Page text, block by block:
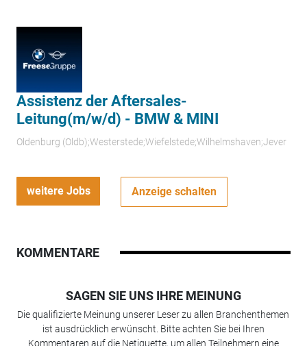
Assistenz der Aftersales-
Leitung(m/w/d) - BMW & MINI
Oldenburg (Oldb);Westerstede;Wiefelstede;Wilhelmshaven;Jever
weitere Jobs Anzeige schalten
KOMMENTARE
SAGEN SIE UNS IHRE MEINUNG
Die qualifizierte Meinung unserer Leser zu allen Branchenthemen
ist ausdrücklich erwünscht. Bitte achten Sie bei Ihren
Kommentaren auf die Netiquette, um allen Teilnehmern eine